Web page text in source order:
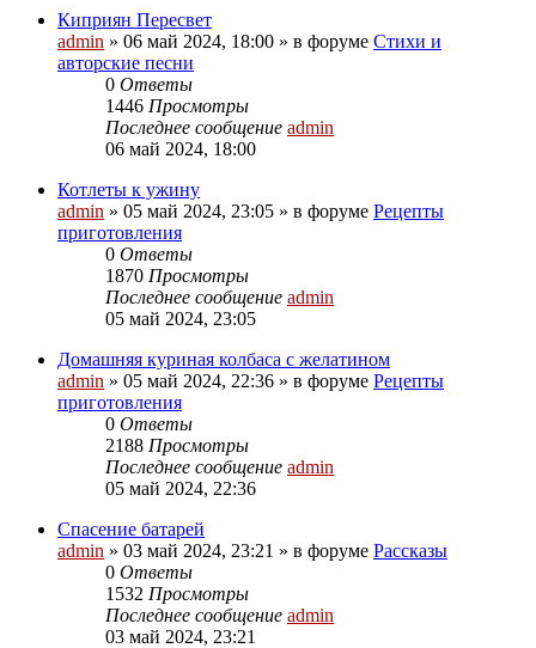
Киприян Пересвет
admin » 06 май 2024, 18:00 » в форуме Стихи и
авторские песни
0 Ответы
1446 Просмотры
Последнее сообщение admin
06 май 2024, 18:00
Котлеты к ужину
admin » 05 май 2024, 23:05 » в форуме Рецепты
приготовления
0 Ответы
1870 Просмотры
Последнее сообщение admin
05 май 2024, 23:05
Домашняя куриная колбаса с желатином
admin » 05 май 2024, 22:36 » в форуме Рецепты
приготовления
0 Ответы
2188 Просмотры
Последнее сообщение admin
05 май 2024, 22:36
Спасение батарей
admin » 03 май 2024, 23:21 » в форуме Рассказы
0 Ответы
1532 Просмотры
Последнее сообщение admin
03 май 2024, 23:21